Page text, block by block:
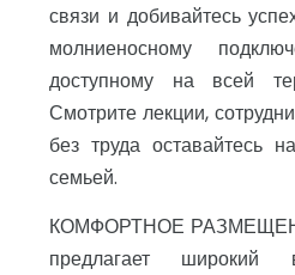
связи и добивайтесь
молниеносному
доступному на всей
Смотрите лекции,
без труда оставайтесь
семьей.
КОМФОРТНОЕ
предлагает